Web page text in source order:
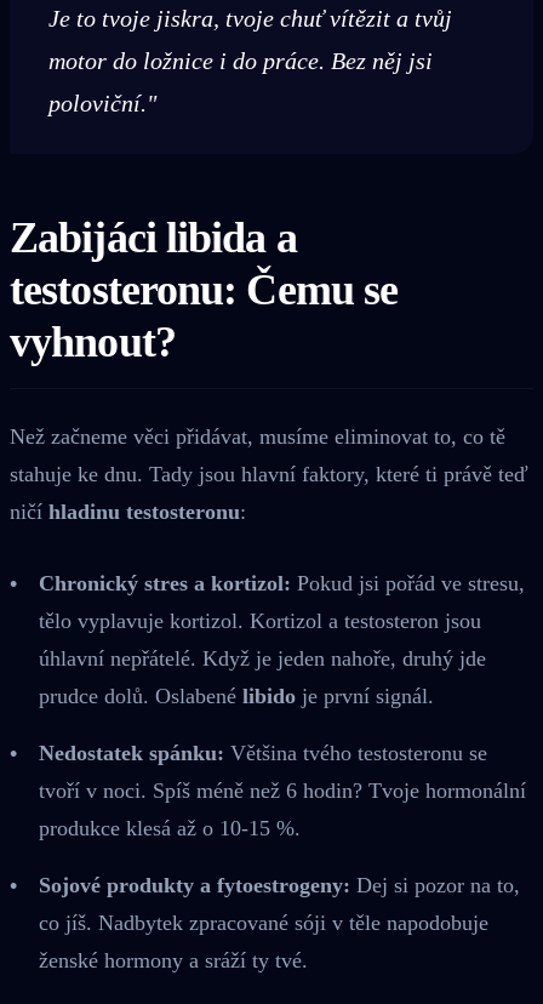
Je to tvoje jiskra, tvoje chuť vítězit a tvůj
motor do ložnice i do práce. Bez něj jsi
poloviční."
Zabijáci libida a
testosteronu: Čemu se
vyhnout?
Než začneme věci přidávat, musíme eliminovat to, co tě
stahuje ke dnu. Tady jsou hlavní faktory, které ti právě teď
ničí hladinu testosteronu:
Chronický stres a kortizol: Pokud jsi pořád ve stresu,
tělo vyplavuje kortizol. Kortizol a testosteron jsou
úhlavní nepřátelé. Když je jeden nahoře, druhý jde
prudce dolů. Oslabené libido je první signál.
Nedostatek spánku: Většina tvého testosteronu se
tvoří v noci. Spíš méně než 6 hodin? Tvoje hormonální
produkce klesá až o 10-15 %.
Sojové produkty a fytoestrogeny: Dej si pozor na to,
co jíš. Nadbytek zpracované sóji v těle napodobuje
ženské hormony a sráží ty tvé.